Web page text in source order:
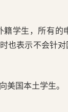
学生，所有的
也表示不会针
美国本土学生。